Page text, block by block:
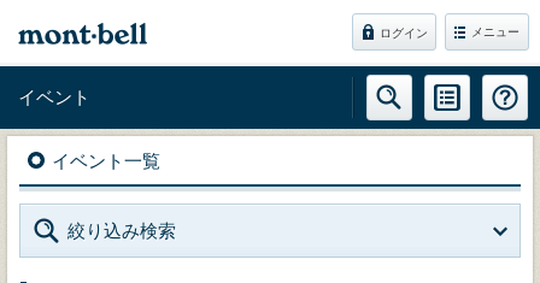
ログイン メニュー
イベント
イベント一覧
絞り込み検索